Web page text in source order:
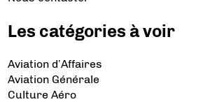
Les catégories à voir
Aviation d’Affaires
Aviation Générale
Culture Aéro